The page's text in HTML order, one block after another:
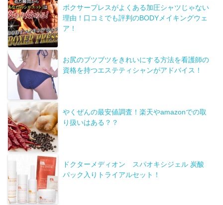
ボクサープレスがよくある加圧シャツじゃない
理由！口コミでも評判のBODYメイキングウェ
ア！
お尻のブツブツをきれいにする方法を看護師の
資格を持つエステティシャンがアドバイス！
やくぜんの最安値調査！楽天やamazonでの取
り扱いはある？？
ドクターメディオン スパオキシジェル 炭酸
パック入りトライアルセット！